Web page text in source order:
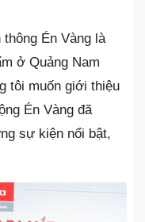
Én Vàng là
ở Quảng Nam
tôi muốn giới thiệu
Én Vàng đã
sự kiện nổi bật,